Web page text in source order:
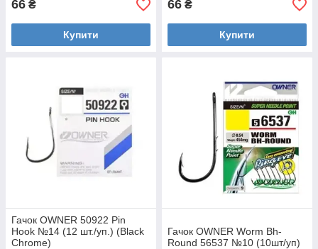
66 ₴
Купити
66 ₴
Купити
Гачок OWNER 50922 Pin
Hook №14 (12 шт./уп.) (Black
Chrome)
Гачок OWNER Worm Bh-
Round 56537 №10 (10шт/уп)